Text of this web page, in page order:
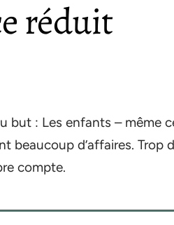
réduit
but : Les enfants – même
beaucoup d’affaires. Trop
compte.